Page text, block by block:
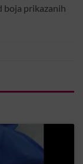
boja prikazanih